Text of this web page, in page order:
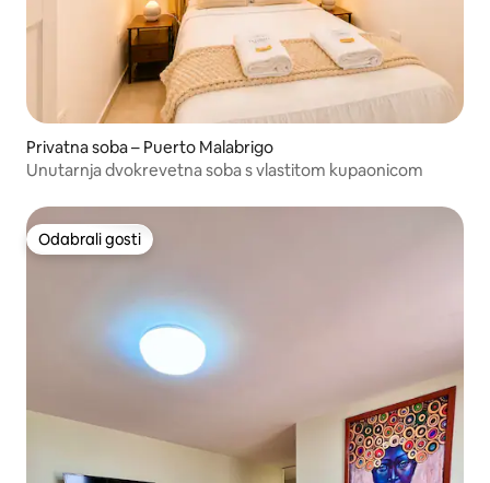
Privatna soba – Puerto Malabrigo
Unutarnja dvokrevetna soba s vlastitom kupaonicom
Odabrali gosti
Odabrali gosti